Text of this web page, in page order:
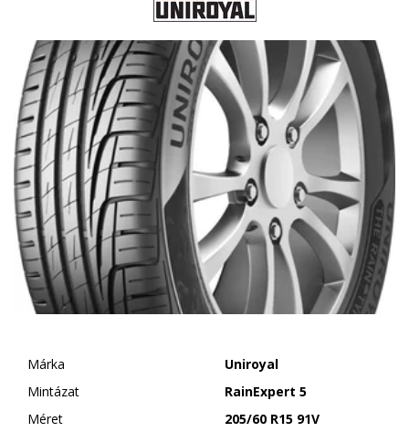
Márka
Uniroyal
Mintázat
RainExpert 5
Méret
205/60 R15 91V